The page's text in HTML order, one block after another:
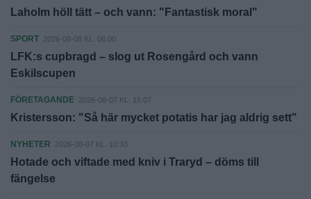
Laholm höll tätt – och vann: "Fantastisk moral"
SPORT 2026-08-08 KL. 06:00
LFK:s cupbragd – slog ut Rosengård och vann
Eskilscupen
FÖRETAGANDE 2026-08-07 KL. 15:07
Kristersson: "Så här mycket potatis har jag aldrig sett"
NYHETER 2026-08-07 KL. 10:33
Hotade och viftade med kniv i Traryd – döms till
fängelse